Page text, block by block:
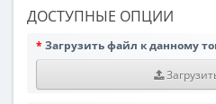
ДОСТУПНЫЕ ОПЦИИ
Загрузить файл к данному